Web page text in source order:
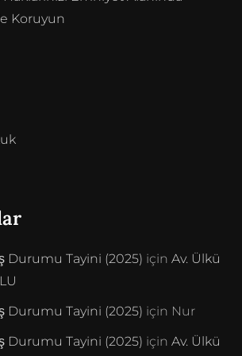
Koruyun
Durumu Tayini (2025) için Av. Ülkü
Durumu Tayini (2025) için Nur
Durumu Tayini (2025) için Av. Ülkü